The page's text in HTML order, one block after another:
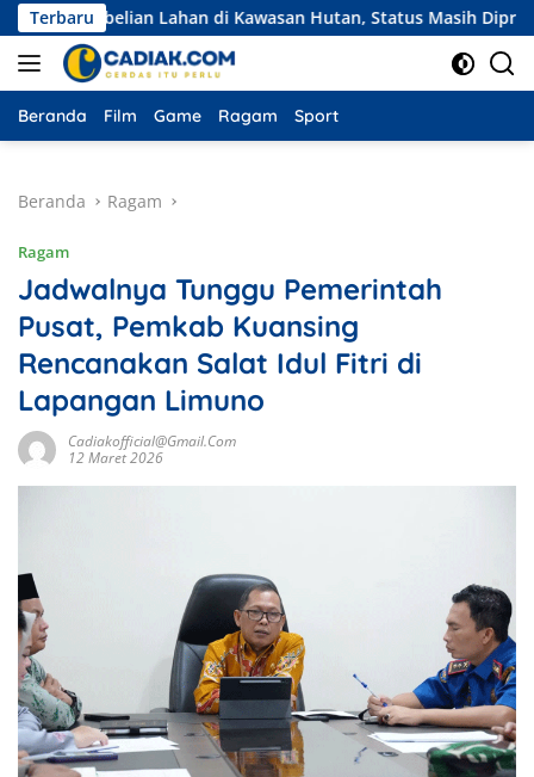
Langsung
ke
konten
TerbaruLahan di Kawasan Hutan, Status Masih Diproses
Beranda Film Game Ragam Sport
Beranda Ragam
Ragam
Jadwalnya Tunggu Pemerintah
Pusat, Pemkab Kuansing
Rencanakan Salat Idul Fitri di
Lapangan Limuno
Cadiakofficial@gmail.com
12 Maret 2026